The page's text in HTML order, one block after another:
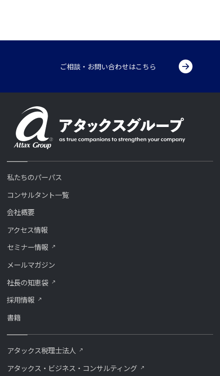
ご相談・お問い合わせはこちら
私たちのパーパス
コンサルタント一覧
会社概要
アクセス情報
セミナー情報
メールマガジン
社長の知恵袋
採用情報
書籍
アタックス税理士法人
アタックス・ビジネス・コンサルティング